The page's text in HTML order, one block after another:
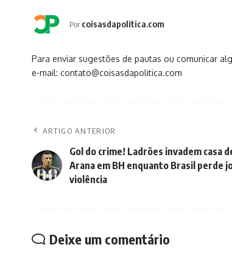
Por coisasdapolitica.com
Para enviar sugestões de pautas ou comunicar
e-mail: contato@coisasdapolitica.com
ARTIGO ANTERIOR
Gol do crime! Ladrões invadem casa
Arana em BH enquanto Brasil perde
violência
Deixe um comentário